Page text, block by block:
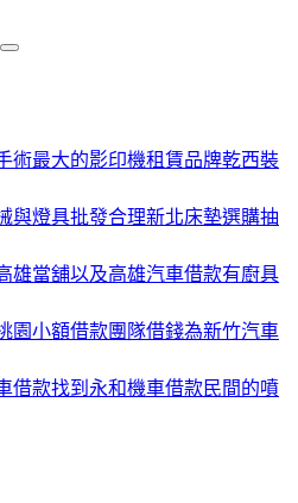
術最大的影印機租賃品牌乾西裝
與燈具批發合理新北床墊選購抽
雄當舖以及高雄汽車借款有廚具
園小額借款團隊借錢為新竹汽車
借款找到永和機車借款民間的噴